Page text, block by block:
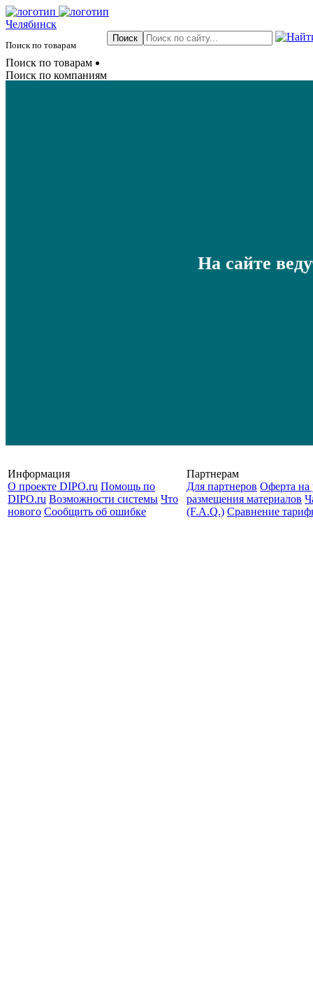
Челябинск
Поиск по товарам
Поиск по товарам
Поиск по компаниям
На сайте
Информация
О проекте DIPO.ru Помощь по
DIPO.ru Возможности системы Что
нового Сообщить об ошибке
Партнерам
Для партнеров Оферта на
размещения материалов
(F.A.Q.) Cравнение